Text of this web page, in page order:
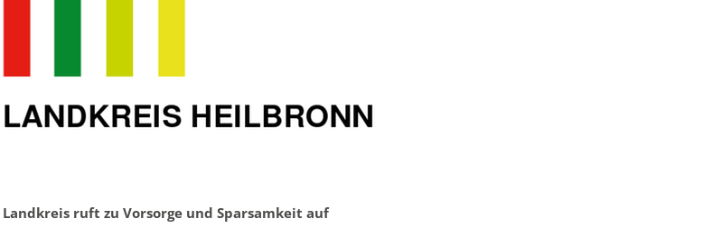
Landkreis ruft zu Vorsorge und Sparsamkeit auf